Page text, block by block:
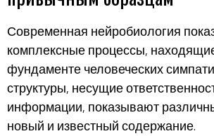
Современная нейробиология
комплексные процессы,
фундаменте человеческих
структуры, несущие
информации, показывают
новый и известный содержание.